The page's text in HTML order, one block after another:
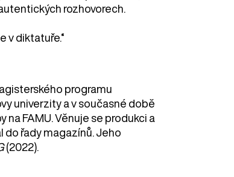
rozhovorech.
v diktatuře.“
programu
univerzity a v současné době
FAMU. Věnuje se produkci a
do řady magazínů. Jeho
(2022).